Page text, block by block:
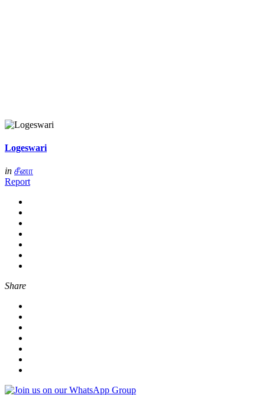
Logeswari
in சீனா
Report
Share